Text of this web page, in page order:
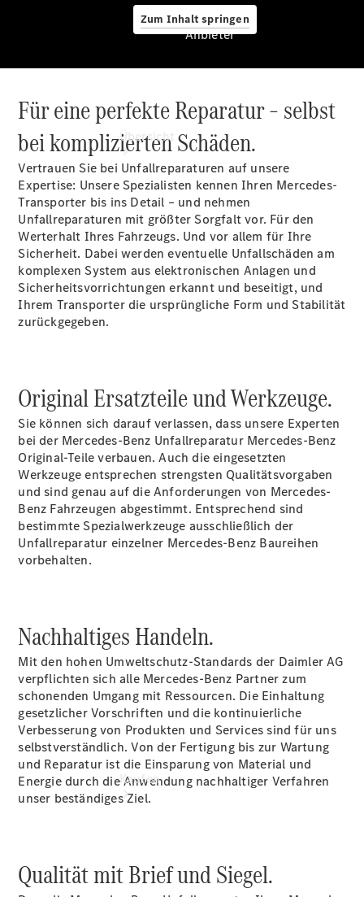
Zum Inhalt springen
Anbieter
Übersicht
Startseite
Ansprechpartner
finden
Servicetermin
vereinbaren
Servicetermin
in HOL
buchen
Servicetermin
in HX buchen
Tel.
Holzminden:
+49 5531
Kaufen
Anbieter
Für eine perfekte Reparatur – selbst
bei komplizierten Schäden.
Vertrauen Sie bei Unfallreparaturen auf unsere
Expertise: Unsere Spezialisten kennen Ihren Mercedes-
Transporter bis ins Detail – und nehmen
Unfallreparaturen mit größter Sorgfalt vor. Für den
Werterhalt Ihres Fahrzeugs. Und vor allem für Ihre
Sicherheit. Dabei werden eventuelle Unfallschäden am
komplexen System aus elektronischen Anlagen und
Sicherheitsvorrichtungen erkannt und beseitigt, und
Ihrem Transporter die ursprüngliche Form und Stabilität
zurückgegeben.
Original Ersatzteile und Werkzeuge.
Sie können sich darauf verlassen, dass unsere Experten
bei der Mercedes-Benz Unfallreparatur Mercedes-Benz
Original-Teile verbauen. Auch die eingesetzten
Werkzeuge entsprechen strengsten Qualitätsvorgaben
und sind genau auf die Anforderungen von Mercedes-
Benz Fahrzeugen abgestimmt. Entsprechend sind
bestimmte Spezialwerkzeuge ausschließlich der
Unfallreparatur einzelner Mercedes-Benz Baureihen
vorbehalten.
Nachhaltiges Handeln.
Mit den hohen Umweltschutz-Standards der Daimler AG
verpflichten sich alle Mercedes-Benz Partner zum
schonenden Umgang mit Ressourcen. Die Einhaltung
gesetzlicher Vorschriften und die kontinuierliche
Verbesserung von Produkten und Services sind für uns
selbstverständlich. Von der Fertigung bis zur Wartung
und Reparatur ist die Einsparung von Material und
Energie durch die Anwendung nachhaltiger Verfahren
unser beständiges Ziel.
Qualität mit Brief und Siegel.